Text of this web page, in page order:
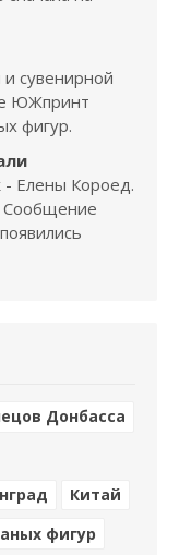
сувенирной
ЮЖпринт
фигур.
Елены Короед.
Сообщение
Донбасса
Китай
фигур